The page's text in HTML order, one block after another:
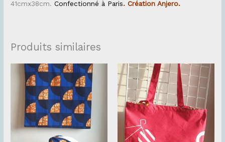
41cmx38cm. Confectionné à Paris. Création Anjero.
Produits similaires